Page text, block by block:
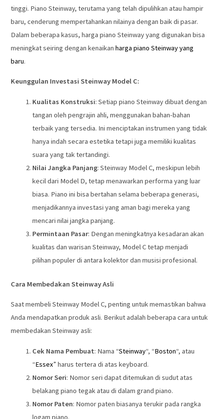
tinggi. Piano Steinway, terutama yang telah dipulihkan atau hampir
baru, cenderung mempertahankan nilainya dengan baik di pasar.
Dalam beberapa kasus, harga piano Steinway yang digunakan bisa
meningkat seiring dengan kenaikanharga piano Steinway yang
baru.
Keunggulan Investasi Steinway Model C:
Kualitas Konstruksi: Setiap piano Steinway dibuat dengan
tangan oleh pengrajin ahli, menggunakan bahan-bahan
terbaik yang tersedia. Ini menciptakan instrumen yang tidak
hanya indah secara estetika tetapi juga memiliki kualitas
suara yang tak tertandingi.
Nilai Jangka Panjang: Steinway Model C, meskipun lebih
kecil dari Model D, tetap menawarkan performa yang luar
biasa. Piano ini bisa bertahan selama beberapa generasi,
menjadikannya investasi yang aman bagi mereka yang
mencari nilai jangka panjang.
Permintaan Pasar: Dengan meningkatnya kesadaran akan
kualitas dan warisan Steinway, Model C tetap menjadi
pilihan populer di antara kolektor dan musisi profesional.
Cara Membedakan Steinway Asli
Saat membeli Steinway Model C, penting untuk memastikan bahwa
Anda mendapatkan produk asli. Berikut adalah beberapa cara untuk
membedakan Steinway asli:
Cek Nama Pembuat: Nama “Steinway“, “Boston“, atau
“Essex” harus tertera di atas keyboard.
Nomor Seri: Nomor seri dapat ditemukan di sudut atas
belakang piano tegak atau di dalam grand piano.
Nomor Paten: Nomor paten biasanya terukir pada rangka
logam piano.